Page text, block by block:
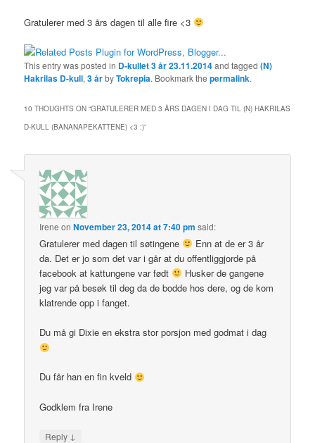
Gratulerer med 3 års dagen til alle fire <3
This entry was posted in D-kullet 3 år 23.11.2014and tagged(N)
Hakrilas D-kull,3 årbyTokrepia. Bookmark thepermalink.
10 THOUGHTS ON “GRATULERER MED 3 ÅRS DAGEN I DAG TIL (N) HAKRILAS
D-KULL (BANANAPEKATTENE) <3 :)”
Irene onNovember 23, 2014 at 7:40 pm said:
Gratulerer med dagen til søtingene
Enn at de er 3 år
da. Det er jo som det var i går at du offentliggjorde på
facebook at kattungene var født
Husker de gangene
jeg var på besøk til deg da de bodde hos dere, og de kom
klatrende opp i fanget.
Du må gi Dixie en ekstra stor porsjon med godmat i dag
Du får han en fin kveld
Godklem fra Irene
Reply ↓